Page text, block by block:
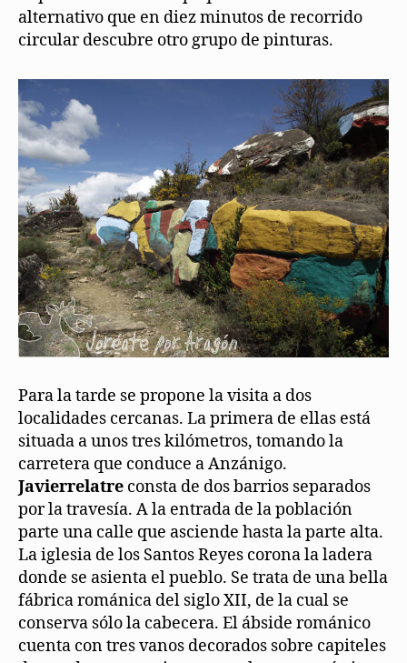
alternativo que en diez minutos de recorrido
circular descubre otro grupo de pinturas.
Para la tarde se propone la visita a dos
localidades cercanas. La primera de ellas está
situada a unos tres kilómetros, tomando la
carretera que conduce a Anzánigo.
Javierrelatre consta de dos barrios separados
por la travesía. A la entrada de la población
parte una calle que asciende hasta la parte alta.
La iglesia de los Santos Reyes corona la ladera
donde se asienta el pueblo. Se trata de una bella
fábrica románica del siglo XII, de la cual se
conserva sólo la cabecera. El ábside románico
cuenta con tres vanos decorados sobre capiteles